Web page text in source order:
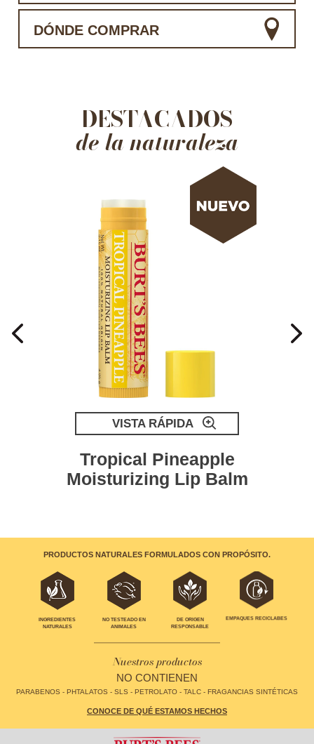
DÓNDE COMPRAR
DESTACADOS
de la naturaleza
VISTA RÁPIDA
Tropical Pineapple
Moisturizing Lip Balm
PRODUCTOS NATURALES FORMULADOS CON PROPÓSITO.
INGREDIENTES
NATURALES
NO TESTEADO EN
ANIMALES
DE ORIGEN
RESPONSABLE
EMPAQUES RECICLABES
Nuestros productos
NO CONTIENEN
PARABENOS - PHTALATOS - SLS - PETROLATO - TALC - FRAGANCIAS SINTÉTICAS
CONOCE DE QUÉ ESTAMOS HECHOS